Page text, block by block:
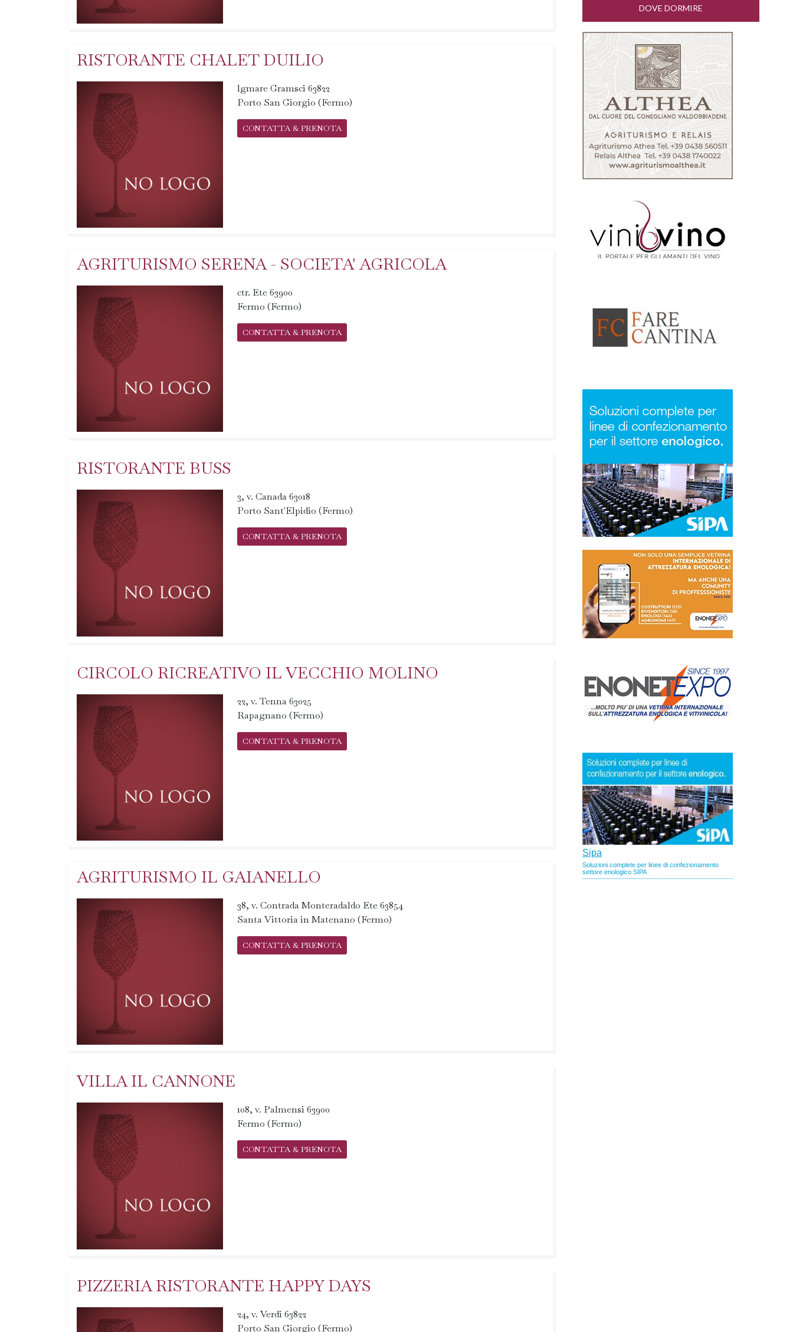
RISTORANTE CHALET DUILIO
lgmare Gramsci 63822
Porto San Giorgio (Fermo)
CONTATTA & PRENOTA
AGRITURISMO SERENA - SOCIETA' AGRICOLA
ctr. Ete 63900
Fermo (Fermo)
CONTATTA & PRENOTA
RISTORANTE BUSS
3, v. Canada 63018
Porto Sant'Elpidio (Fermo)
CONTATTA & PRENOTA
CIRCOLO RICREATIVO IL VECCHIO MOLINO
22, v. Tenna 63025
Rapagnano (Fermo)
CONTATTA & PRENOTA
AGRITURISMO IL GAIANELLO
38, v. Contrada Monteradaldo Ete 63854
Santa Vittoria in Matenano (Fermo)
CONTATTA & PRENOTA
VILLA IL CANNONE
108, v. Palmensi 63900
Fermo (Fermo)
CONTATTA & PRENOTA
PIZZERIA RISTORANTE HAPPY DAYS
24, v. Verdi 63822
Porto San Giorgio (Fermo)